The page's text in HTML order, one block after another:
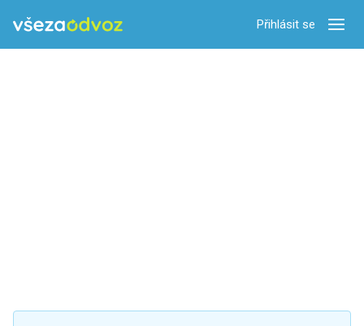
Přihlásit se